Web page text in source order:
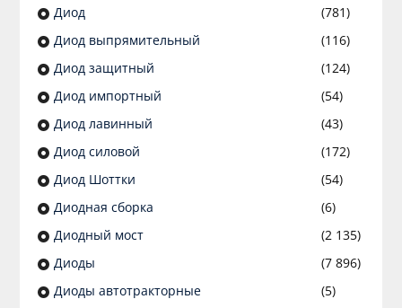
Диод
(781)
Диод выпрямительный
(116)
Диод защитный
(124)
Диод импортный
(54)
Диод лавинный
(43)
Диод силовой
(172)
Диод Шоттки
(54)
Диодная сборка
(6)
Диодный мост
(2 135)
Диоды
(7 896)
Диоды автотракторные
(5)